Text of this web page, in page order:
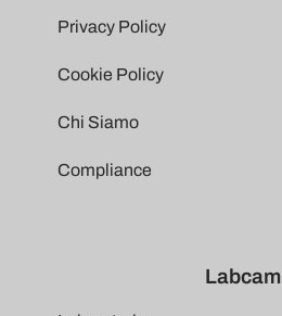
Privacy Policy
Cookie Policy
Chi Siamo
Compliance
Labcam